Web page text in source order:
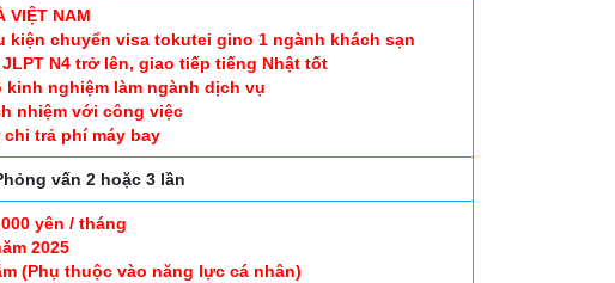
VIỆT NAM
chuyển visa tokutei gino 1 ngành khách sạn
N4 trở lên, giao tiếp tiếng Nhật tốt
nghiệm làm ngành dịch vụ
nhiệm với công việc
trả phí máy bay
vấn 2 hoặc 3 lần
yên / tháng
2025
(Phụ thuộc vào năng lực cá nhân)